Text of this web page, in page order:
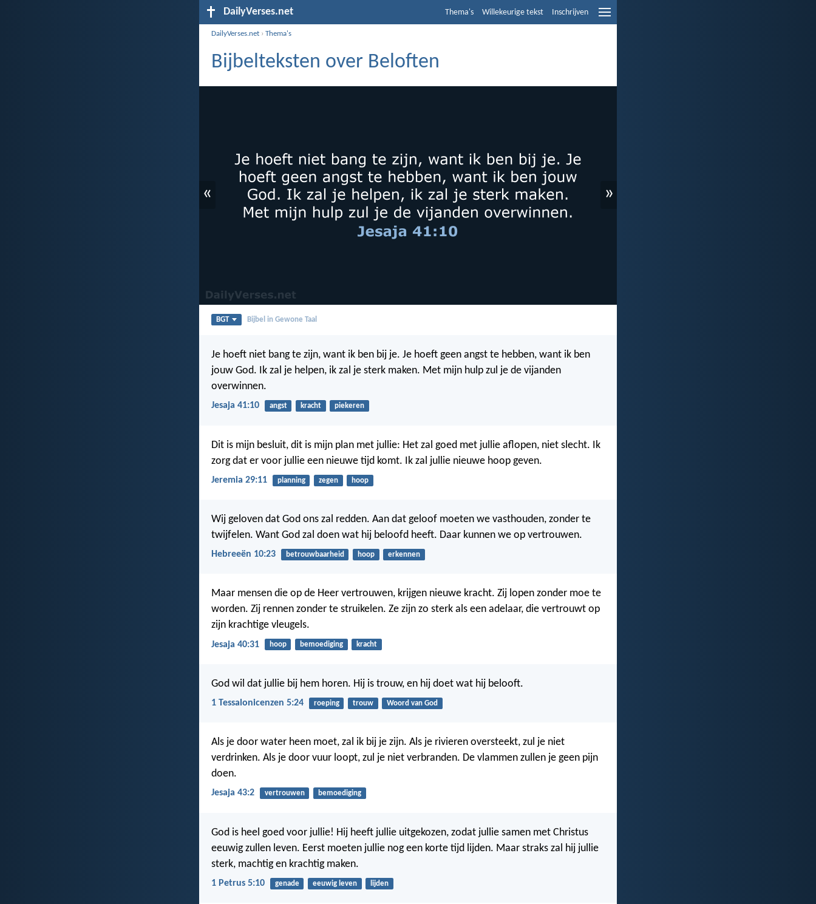
DailyVerses.net Thema's Willekeurige tekst Inschrijven
DailyVerses.net ›Thema's
Bijbelteksten over Beloften
« »
BGT Bijbel in Gewone Taal
Je hoeft niet bang te zijn, want ik ben bij je. Je hoeft geen angst te hebben, want ik ben
jouw God. Ik zal je helpen, ik zal je sterk maken. Met mijn hulp zul je de vijanden
overwinnen.
Jesaja 41:10 angst kracht piekeren
Dit is mijn besluit, dit is mijn plan met jullie: Het zal goed met jullie aflopen, niet slecht. Ik
zorg dat er voor jullie een nieuwe tijd komt. Ik zal jullie nieuwe hoop geven.
Jeremia 29:11 planning zegen hoop
Wij geloven dat God ons zal redden. Aan dat geloof moeten we vasthouden, zonder te
twijfelen. Want God zal doen wat hij beloofd heeft. Daar kunnen we op vertrouwen.
Hebreeën 10:23 betrouwbaarheid hoop erkennen
Maar mensen die op de Heer vertrouwen, krijgen nieuwe kracht. Zij lopen zonder moe te
worden. Zij rennen zonder te struikelen. Ze zijn zo sterk als een adelaar, die vertrouwt op
zijn krachtige vleugels.
Jesaja 40:31 hoop bemoediging kracht
God wil dat jullie bij hem horen. Hij is trouw, en hij doet wat hij belooft.
1 Tessalonicenzen 5:24 roeping trouw Woord van God
Als je door water heen moet, zal ik bij je zijn. Als je rivieren oversteekt, zul je niet
verdrinken. Als je door vuur loopt, zul je niet verbranden. De vlammen zullen je geen pijn
doen.
Jesaja 43:2 vertrouwen bemoediging
God is heel goed voor jullie! Hij heeft jullie uitgekozen, zodat jullie samen met Christus
eeuwig zullen leven. Eerst moeten jullie nog een korte tijd lijden. Maar straks zal hij jullie
sterk, machtig en krachtig maken.
1 Petrus 5:10 genade eeuwig leven lijden